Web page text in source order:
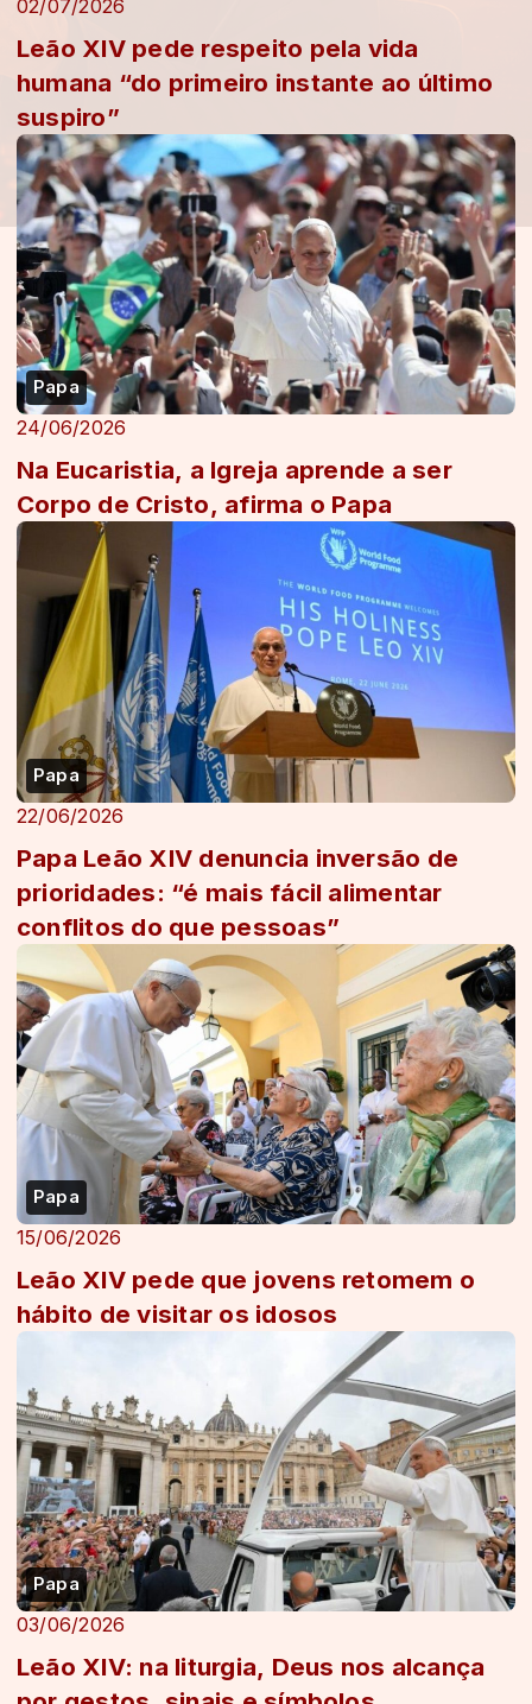
02/07/2026
Leão XIV pede respeito pela vida
humana “do primeiro instante ao último
suspiro”
Papa
24/06/2026
Na Eucaristia, a Igreja aprende a ser
Corpo de Cristo, afirma o Papa
Papa
22/06/2026
Papa Leão XIV denuncia inversão de
prioridades: “é mais fácil alimentar
conflitos do que pessoas”
Papa
15/06/2026
Leão XIV pede que jovens retomem o
hábito de visitar os idosos
Papa
03/06/2026
Leão XIV: na liturgia, Deus nos alcança